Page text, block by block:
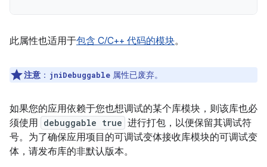
此属性也适用于包含 C/C++ 代码的模块。
注意 ： jniDebuggable 属性已废弃。
如果您的应用依赖于您也想调试的某个库模块，则该库也必
须使用 debuggable true 进行打包，以便保留其调试符
号。为了确保应用项目的可调试变体接收库模块的可调试变
体，请发布库的非默认版本。